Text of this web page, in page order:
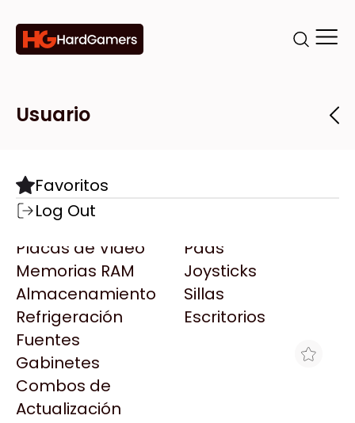
Categorías
Componentes
Motherboards
Microprocesadores
Placas de Video
Memorias RAM
Almacenamiento
Refrigeración
Fuentes
Gabinetes
Combos de
Actualización
Pads
Joysticks
Sillas
Escritorios
Marcas
Todas las Marcas
AMD
AULA
Acer
Adata
AeroCool
Antec
Arkham
Asrock
Tiendas
Destacadas
Usuario
Favoritos
Log Out
FIBRA EXT CONECT. FKW 2F MM
(62.5) ST